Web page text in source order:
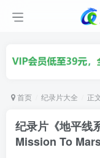
首页 纪录片大全 正
纪录片《地平线
Mission To